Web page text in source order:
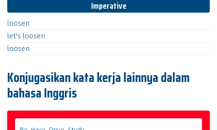
Imperative
loosen
let's loosen
loosen
Konjugasikan kata kerja lainnya dalam
bahasa Inggris